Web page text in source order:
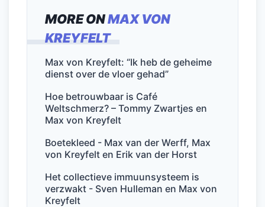
MORE ONMAX VON
KREYFELT
Max von Kreyfelt: “Ik heb de geheime
dienst over de vloer gehad”
Hoe betrouwbaar is Café
Weltschmerz? – Tommy Zwartjes en
Max von Kreyfelt
Boetekleed - Max van der Werff, Max
von Kreyfelt en Erik van der Horst
Het collectieve immuunsysteem is
verzwakt - Sven Hulleman en Max von
Kreyfelt
e
b
o
o
k
er l
e
n
s
p
p
n